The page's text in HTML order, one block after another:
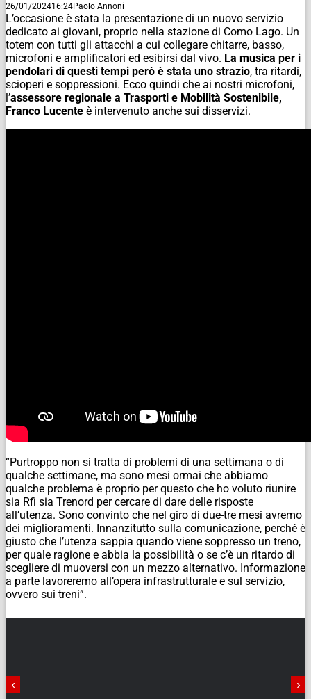
26/01/202416:24Paolo Annoni
L’occasione è stata la presentazione di un nuovo servizio
dedicato ai giovani, proprio nella stazione di Como Lago. Un
totem con tutti gli attacchi a cui collegare chitarre, basso,
microfoni e amplificatori ed esibirsi dal vivo. La musica per i
pendolari di questi tempi però è stata uno strazio, tra ritardi,
scioperi e soppressioni. Ecco quindi che ai nostri microfoni,
l’assessore regionale a Trasporti e Mobilità Sostenibile,
Franco Lucente è intervenuto anche sui disservizi.
“Purtroppo non si tratta di problemi di una settimana o di
qualche settimane, ma sono mesi ormai che abbiamo
qualche problema è proprio per questo che ho voluto riunire
sia Rfi sia Trenord per cercare di dare delle risposte
all’utenza. Sono convinto che nel giro di due-tre mesi avremo
dei miglioramenti. Innanzitutto sulla comunicazione, perché è
giusto che l’utenza sappia quando viene soppresso un treno,
per quale ragione e abbia la possibilità o se c’è un ritardo di
scegliere di muoversi con un mezzo alternativo. Informazione
a parte lavoreremo all’opera infrastrutturale e sul servizio,
ovvero sui treni”.
‹ ›